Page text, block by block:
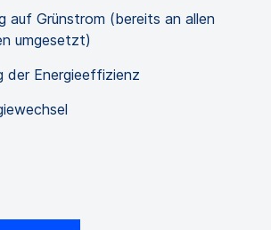
auf Grünstrom (bereits an allen
umgesetzt)
der Energieeffizienz